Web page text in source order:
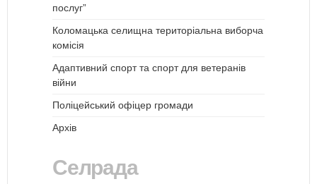
послуг”
Коломацька селищна територіальна виборча
комісія
Адаптивний спорт та спорт для ветеранів
війни
Поліцейський офіцер громади
Архів
Селрада